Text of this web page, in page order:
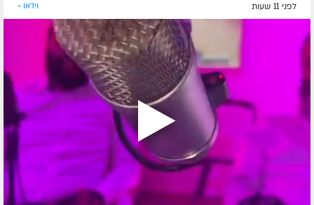
לפני 11 שעות וידאו »